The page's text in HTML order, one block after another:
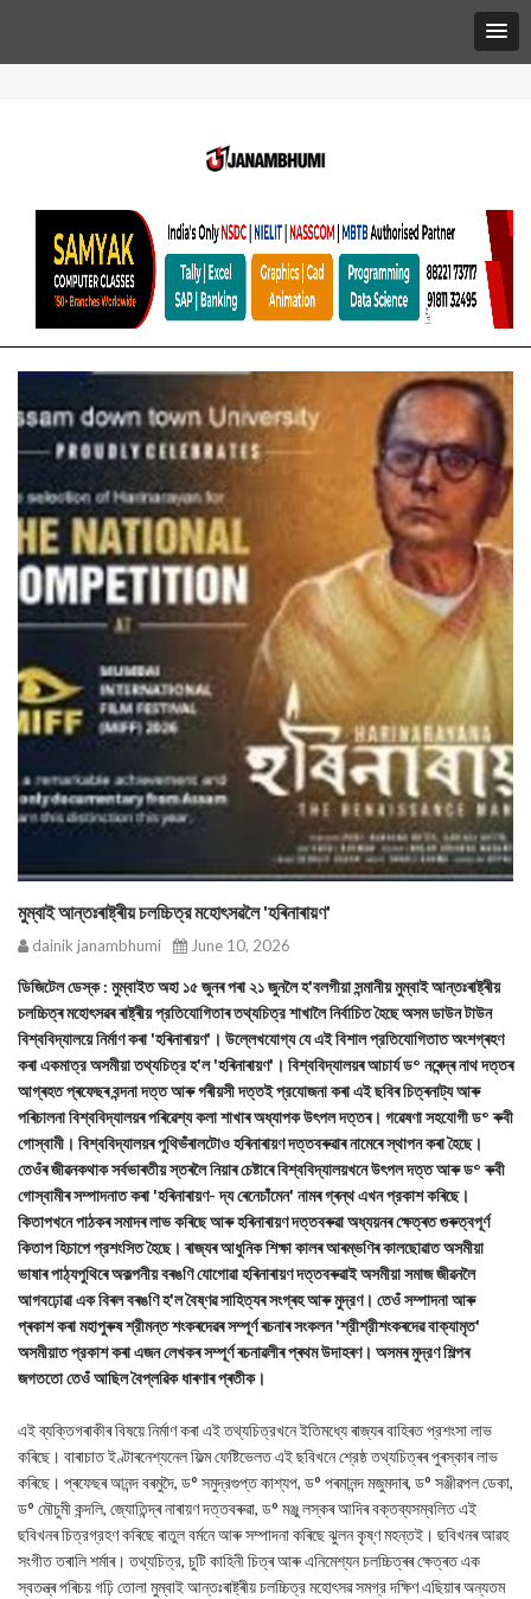
মুম্বাই আন্তঃৰাষ্ট্ৰীয় চলচ্চিত্র মহোৎসৱলৈ 'হৰিনাৰায়ণ'
dainik janambhumi June 10, 2026
ডিজিটেল ডেস্ক : মুম্বাইত অহা ১৫ জুনৰ পৰা ২১ জুনলৈ হ'বলগীয়া সন্মানীয় মুম্বাই আন্তঃৰাষ্ট্ৰীয়
চলচ্চিত্ৰ মহোৎসৱৰ ৰাষ্ট্ৰীয় প্রতিযোগিতাৰ তথ্যচিত্র শাখালৈ নিৰ্বাচিত হৈছে অসম ডাউন টাউন
বিশ্ববিদ্যালয়ে নিৰ্মাণ কৰা 'হৰিনাৰায়ণ'। উল্লেখযোগ্য যে এই বিশাল প্রতিযোগিতাত অংশগ্ৰহণ
কৰা একমাত্র অসমীয়া তথ্যচিত্র হ'ল 'হৰিনাৰায়ণ'। বিশ্ববিদ্যালয়ৰ আচাৰ্য ড° নৰেন্দ্ৰ নাথ দত্তৰ
আগ্ৰহত প্ৰফেছৰ বন্দনা দত্ত আৰু গৰীয়সী দত্তই প্রযোজনা কৰা এই ছবিৰ চিত্ৰনাট্য আৰু
পৰিচালনা বিশ্ববিদ্যালয়ৰ পৰিৱেশ্য কলা শাখাৰ অধ্যাপক উৎপল দত্তৰ। গৱেষণা সহযোগী ড° ৰুবী
গোস্বামী। বিশ্ববিদ্যালয়ৰ পুথিভঁৰালটোও হৰিনাৰায়ণ দত্তবৰুৱাৰ নামেৰে স্থাপন কৰা হৈছে।
তেওঁৰ জীৱনকথাক সৰ্বভাৰতীয় স্তৰলৈ নিয়াৰ চেষ্টাৰে বিশ্ববিদ্যালয়খনে উৎপল দত্ত আৰু ড° ৰুবী
গোস্বামীৰ সম্পাদনাত কৰা 'হৰিনাৰায়ণ- দ্য ৰেনেচাঁমেন' নামৰ গ্ৰন্থ এখন প্রকাশ কৰিছে।
কিতাপখনে পাঠকৰ সমাদৰ লাভ কৰিছে আৰু হৰিনাৰায়ণ দত্তবৰুৱা অধ্যয়নৰ ক্ষেত্ৰত গুৰুত্বপূৰ্ণ
কিতাপ হিচাপে প্রশংসিত হৈছে। ৰাজ্যৰ আধুনিক শিক্ষা কালৰ আৰম্ভণিৰ কালছোৱাত অসমীয়া
ভাষাৰ পাঠ্যপুথিৰে অকল্পনীয় বৰঙণি যোগোৱা হৰিনাৰায়ণ দত্তবৰুৱাই অসমীয়া সমাজ জীৱনলৈ
আগবঢ়োৱা এক বিৰল বৰঙণি হ'ল বৈষ্ণৱ সাহিত্যৰ সংগ্ৰহ আৰু মুদ্রণ। তেওঁ সম্পাদনা আৰু
প্ৰকাশ কৰা মহাপুৰুষ শ্রীমন্ত শংকৰদেৱৰ সম্পূৰ্ণ ৰচনাৰ সংকলন 'শ্রীশ্রীশংকৰদেৱ বাক্যামৃত'
অসমীয়াত প্রকাশ কৰা এজন লেখকৰ সম্পূৰ্ণ ৰচনাৱলীৰ প্ৰথম উদাহৰণ। অসমৰ মুদ্রণ শিল্পৰ
জগততো তেওঁ আছিল বৈপ্লৱিক ধাৰণাৰ প্ৰতীক।
এই ব্যক্তিগৰাকীৰ বিষয়ে নিৰ্মাণ কৰা এই তথ্যচিত্রখনে ইতিমধ্যে ৰাজ্যৰ বাহিৰত প্রশংসা লাভ
কৰিছে। বাৰাচাত ইণ্টাৰনেশ্যনেল ফিল্ম ফেষ্টিভেলত এই ছবিখনে শ্রেষ্ঠ তথ্যচিত্ৰৰ পুৰস্কাৰ লাভ
কৰিছে। প্ৰফেছৰ আনন্দ বৰমুদৈ, ড° সমুদ্রগুপ্ত কাশ্যপ, ড° পৰমানন্দ মজুমদাৰ, ড° সঞ্জীৱপল ডেকা,
ড° মৌচুমী কন্দলি, জ্যোতিন্দ্ৰ নাৰায়ণ দত্তবৰুৱা, ড° মঞ্জু লস্কৰ আদিৰ বক্তব্যসম্বলিত এই
ছবিখনৰ চিত্রগ্রহণ কৰিছে ৰাতুল বৰ্মনে আৰু সম্পাদনা কৰিছে ঝুলন কৃষ্ণ মহন্তই। ছবিখনৰ আৱহ
সংগীত তৰালি শৰ্মাৰ। তথ্যচিত্র, চুটি কাহিনী চিত্ৰ আৰু এনিমেশ্যন চলচ্চিত্ৰৰ ক্ষেত্ৰত এক
স্বতন্ত্ৰ পৰিচয় গঢ়ি তোলা মুম্বাই আন্তঃৰাষ্ট্ৰীয় চলচ্চিত্র মহোৎসৱ সমগ্র দক্ষিণ এছিয়াৰ অন্যতম